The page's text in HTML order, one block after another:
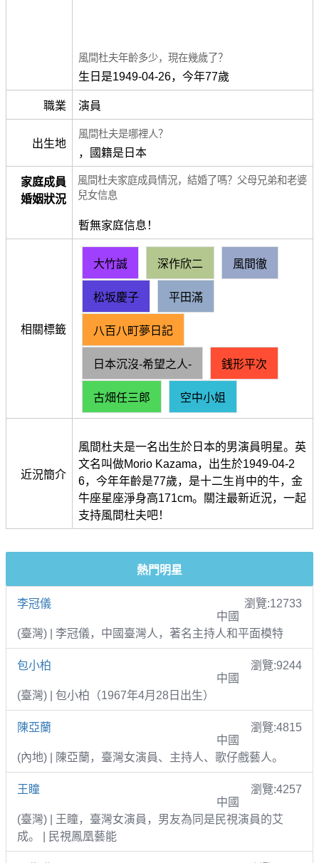
風間杜夫年齡多少，現在幾歲了？
生日是1949-04-26，今年77歲
職業 演員
出生地
風間杜夫是哪裡人？
，國籍是日本
家庭成員
婚姻狀況
風間杜夫家庭成員情況，結婚了嗎？父母兄弟和老婆
兒女信息
暫無家庭信息！
相關標籤
大竹誠 深作欣二 風間徹
松坂慶子 平田滿
八百八町夢日記
日本沉沒‑希望之人‑ 銭形平次
古畑任三郎 空中小姐
近況簡介
風間杜夫是一名出生於日本的男演員明星。英
文名叫做Morio Kazama，出生於1949-04-2
6，今年年齡是77歲，是十二生肖中的牛，金
牛座星座淨身高171cm。關注最新近況，一起
支持風間杜夫吧！
熱門明星
李冠儀
瀏覽:12733
中國
(臺灣) | 李冠儀，中國臺灣人，著名主持人和平面模特
包小柏
瀏覽:9244
中國
(臺灣) | 包小柏（1967年4月28日出生）
陳亞蘭
瀏覽:4815
中國
(內地) | 陳亞蘭，臺灣女演員、主持人、歌仔戲藝人。
王瞳
瀏覽:4257
中國
(臺灣) | 王瞳，臺灣女演員，男友為同是民視演員的艾
成。 | 民視鳳凰藝能